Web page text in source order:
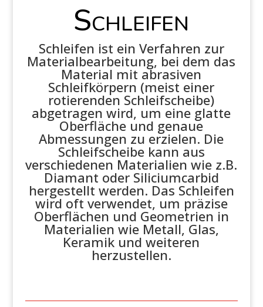
Schleifen
Schleifen ist ein Verfahren zur
Materialbearbeitung, bei dem das
Material mit abrasiven
Schleifkörpern (meist einer
rotierenden Schleifscheibe)
abgetragen wird, um eine glatte
Oberfläche und genaue
Abmessungen zu erzielen. Die
Schleifscheibe kann aus
verschiedenen Materialien wie z.B.
Diamant oder Siliciumcarbid
hergestellt werden. Das Schleifen
wird oft verwendet, um präzise
Oberflächen und Geometrien in
Materialien wie Metall, Glas,
Keramik und weiteren
herzustellen.